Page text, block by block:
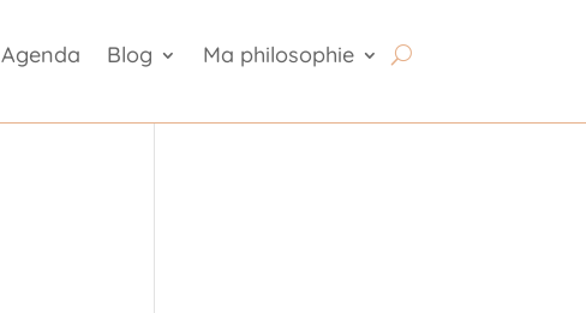
Agenda Blog Ma philosophie